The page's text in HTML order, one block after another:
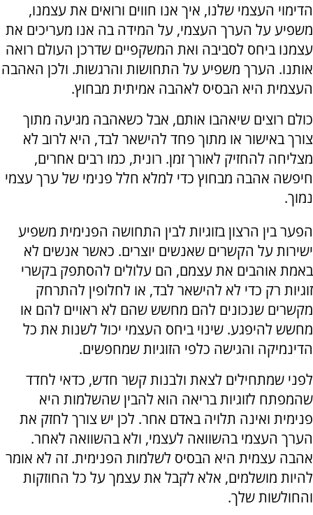
הדימוי העצמי שלנו, איך אנו חווים ורואים את עצמנו,
משפיע על הערך העצמי, על המידה בה אנו מעריכים את
עצמנו ביחס לסביבה ואת המשקפיים שדרכן העולם רואה
אותנו. הערך משפיע על התחושות והרגשות. ולכן האהבה
העצמית היא הבסיס לאהבה אמיתית מבחוץ.
כולם רוצים שיאהבו אותם, אבל כשאהבה מגיעה מתוך
צורך באישור או מתוך פחד להישאר לבד, היא לרוב לא
מצליחה להחזיק לאורך זמן. רונית, כמו רבים אחרים,
חיפשה אהבה מבחוץ כדי למלא חלל פנימי של ערך עצמי
נמוך.
הפער בין הרצון בזוגיות לבין התחושה הפנימית משפיע
ישירות על הקשרים שאנשים יוצרים. כאשר אנשים לא
באמת אוהבים את עצמם, הם עלולים להסתפק בקשרי
זוגיות רק כדי לא להישאר לבד, או לחלופין להתרחק
מקשרים שנכונים להם מחשש שהם לא ראויים להם או
מחשש להיפגע. שינוי ביחס העצמי יכול לשנות את כל
הדינמיקה והגישה כלפי הזוגיות שמחפשים.
לפני שמתחילים לצאת ולבנות קשר חדש, כדאי לחדד
שהמפתח לזוגיות בריאה הוא להבין שהשלמות היא
פנימית ואינה תלויה באדם אחר. לכן יש צורך לחזק את
הערך העצמי בהשוואה לעצמי, ולא בהשוואה לאחר.
אהבה עצמית היא הבסיס לשלמות הפנימית. זה לא אומר
להיות מושלמים, אלא לקבל את עצמך על כל החוזקות
והחולשות שלך.